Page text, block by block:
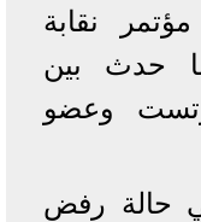
نقابة
حدث بين
وعضو
حالة رفض